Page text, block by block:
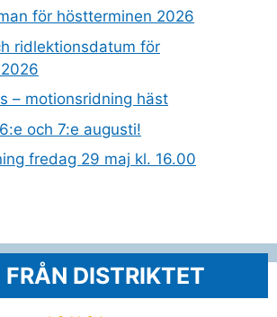
för höstterminen 2026
ridlektionsdatum för
– motionsridning häst
och 7:e augusti!
fredag 29 maj kl. 16.00
FRÅN DISTRIKTET